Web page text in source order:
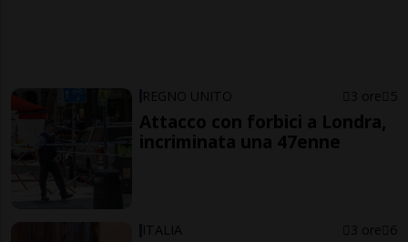
REGNO UNITO 3 ore 5
Attacco con forbici a Londra,
incriminata una 47enne
ITALIA 3 ore 6